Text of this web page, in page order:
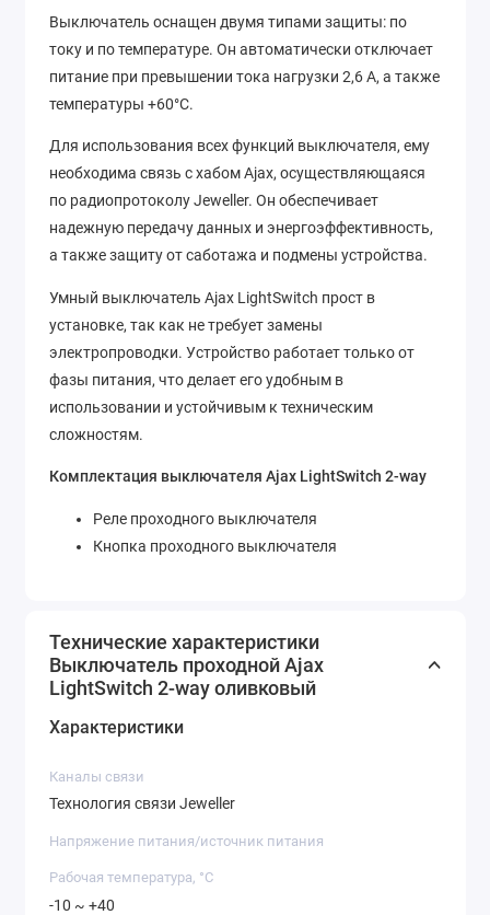
Выключатель оснащен двумя типами защиты: по
току и по температуре. Он автоматически отключает
питание при превышении тока нагрузки 2,6 А, а также
температуры +60°C.
Для использования всех функций выключателя, ему
необходима связь с хабом Ajax, осуществляющаяся
по радиопротоколу Jeweller. Он обеспечивает
надежную передачу данных и энергоэффективность,
а также защиту от саботажа и подмены устройства.
Умный выключатель Ajax LightSwitch прост в
установке, так как не требует замены
электропроводки. Устройство работает только от
фазы питания, что делает его удобным в
использовании и устойчивым к техническим
сложностям.
Комплектация выключателя Ajax LightSwitch 2-way
Реле проходного выключателя
Кнопка проходного выключателя
Технические характеристики
Выключатель проходной Ajax
LightSwitch 2-way оливковый
Характеристики
Каналы связи
Технология связи Jeweller
Напряжение питания/источник питания
Рабочая температура, °C
-10 ~ +40